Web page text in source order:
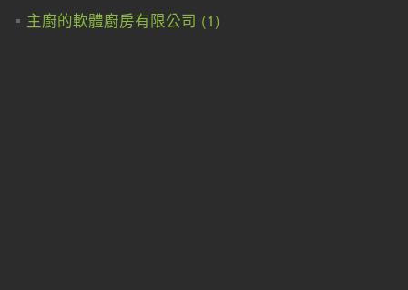
主廚的軟體廚房有限公司 (1)